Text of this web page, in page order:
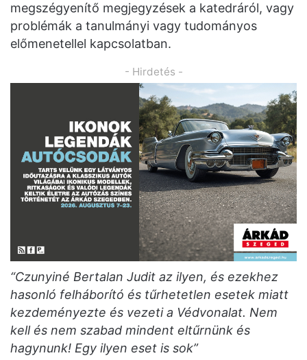
megszégyenítő megjegyzések a katedráról, vagy
problémák a tanulmányi vagy tudományos
előmenetellel kapcsolatban.
- Hirdetés -
“Czunyiné Bertalan Judit az ilyen, és ezekhez
hasonló felháborító és tűrhetetlen esetek miatt
kezdeményezte és vezeti a Védvonalat. Nem
kell és nem szabad mindent eltűrnünk és
hagynunk! Egy ilyen eset is sok”